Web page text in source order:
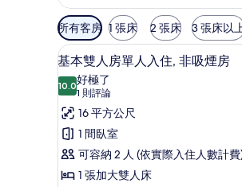
可
用
的
客
房
篩
選
條
件
所有客房 1 張床 2 張床 3 張床以
顯
示
基
本
雙
人
房
客房
6
基本雙人房單人入住, 非吸煙房
10.010.0 分，滿分 10 分
好極了
1 則評論
(1
則
評
論)
16 平方公尺
1 間臥室
可容納 2 人 (依實際入住人數計
1 張加大雙人床